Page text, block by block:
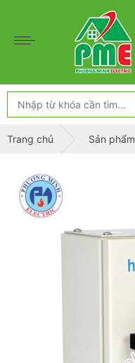
Trang chủ Sản phẩm